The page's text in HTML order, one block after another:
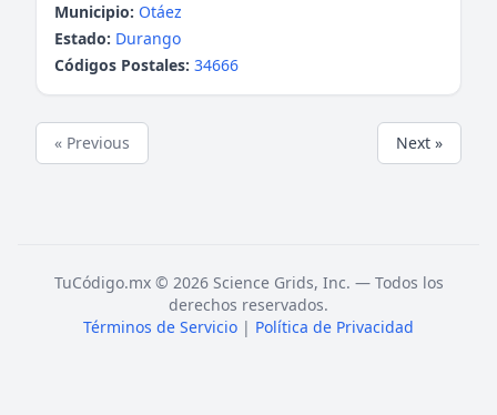
Municipio: Otáez
Estado: Durango
Códigos Postales: 34666
« Previous Next »
TuCódigo.mx © 2026 Science Grids, Inc. — Todos los
derechos reservados.
Términos de Servicio | Política de Privacidad